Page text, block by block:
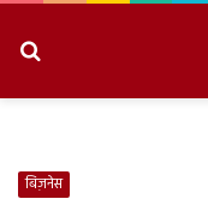
बिज़नेस